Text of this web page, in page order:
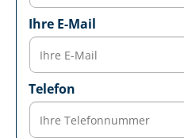
Ihre E-Mail
Telefon